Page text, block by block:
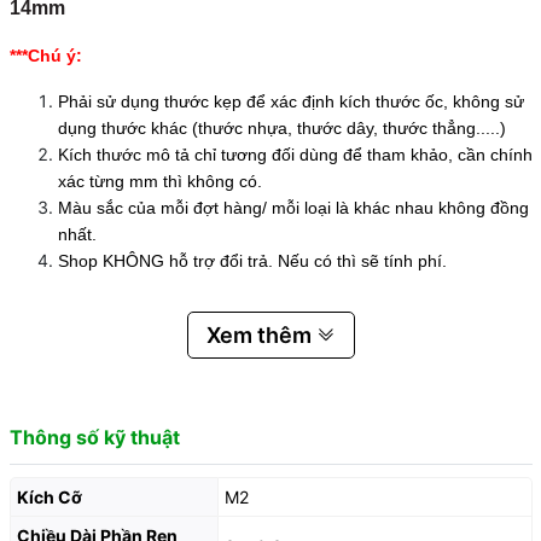
14mm
***Chú ý:
Phải sử dụng thước kẹp để xác định kích thước ốc, không sử
dụng thước khác (thước nhựa, thước dây, thước thẳng.....)
Kích thước mô tả chỉ tương đối dùng để tham khảo, cần chính
xác từng mm thì không có.
Màu sắc của mỗi đợt hàng/ mỗi loại là khác nhau không đồng
nhất.
Shop KHÔNG hỗ trợ đổi trả. Nếu có thì sẽ tính phí.
Xem thêm
Thông số kỹ thuật
Kích Cỡ
M2
Chiều Dài Phần Ren